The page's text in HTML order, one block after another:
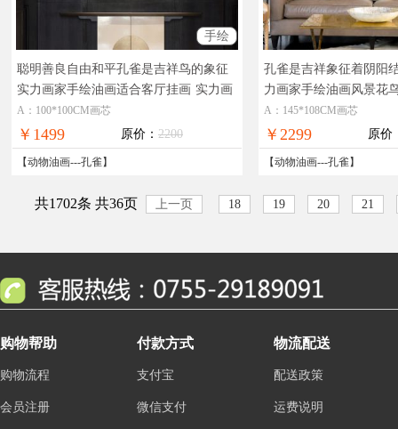
手绘
聪明善良自由和平孔雀是吉祥鸟的象征
实力画家手绘油画适合客厅挂画 实力画
家手绘作品新中式油画
A：100*100CM画芯
￥1499 原价： 2200
【动物油画---孔雀 】
孔雀是吉祥象征着阴阳
力画家手绘油画风景花
厅酒店挂画
A：145*108CM画芯
￥2299 原价
【动物油画---孔雀 】
共1702条 共36页 上一页 18 19 20 21
购物帮助
购物流程
会员注册
付款方式
支付宝
微信支付
物流配送
配送政策
运费说明